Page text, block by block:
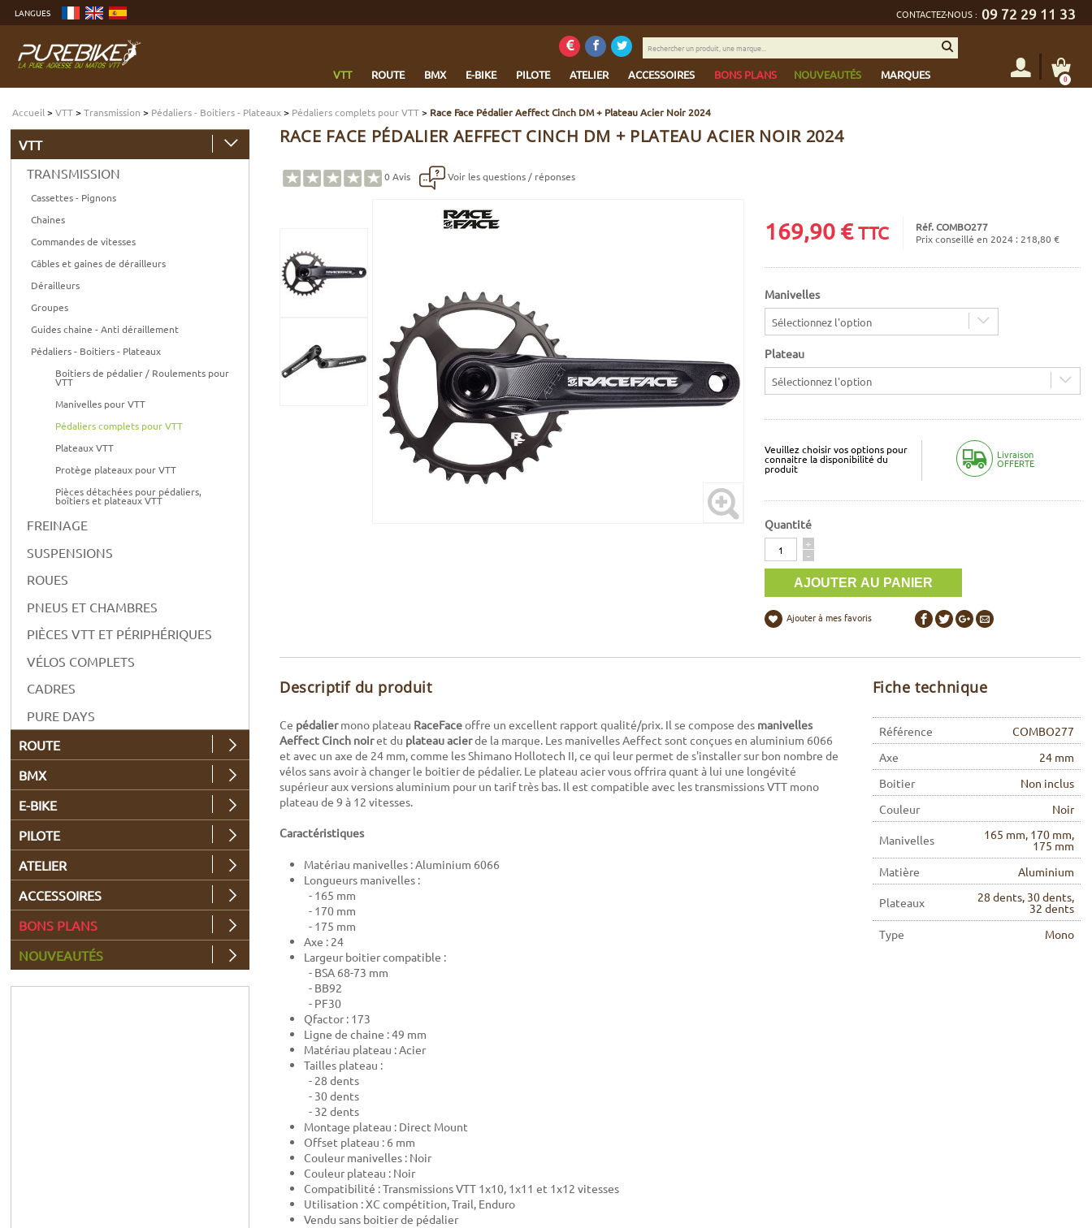
contenu
menu
Aller
CONTACTEZ-NOUS : 09 72 29 11 33
LANGUES
VTT ROUTE BMX E-BIKE PILOTE ATELIER ACCESSOIRES BONS PLANS NOUVEAUTÉS MARQUES
Rechercher
un
une
marque...
0
Accueil >VTT>Transmission > Pédaliers - Boitiers - Plateaux> Pédaliers complets pour VTT> Race Face Pédalier Aeffect Cinch DM + Plateau Acier Noir 2024
RACE FACE PÉDALIER AEFFECT CINCH DM + PLATEAU ACIER NOIR 2024
0 Avis Voir les questions / réponses
169,90€ TTC
Réf. COMBO277
Prix conseillé en 2024 : 218,80 €
Manivelles
Sélectionnez l'option
Plateau
Sélectionnez l'option
Veuillez choisir vos options pour
connaitre la disponibilité du
produit
Livraison
OFFERTE
Quantité
Quantité
+
-
Ajouter à mes favoris
Descriptif du produit
Ce pédaliermono plateau RaceFaceoffre un excellent rapport qualité/prix. Il se compose des manivelles
Aeffect Cinch noiret du plateau acierde la marque. Les manivelles Aeffect sont conçues en aluminium 6066
et avec un axe de 24 mm, comme les Shimano Hollotech II, ce qui leur permet de s'installer sur bon nombre de
vélos sans avoir à changer le boitier de pédalier. Le plateau acier vous offrira quant à lui une longévité
supérieur aux versions aluminium pour un tarif très bas. Il est compatible avec les transmissions VTT mono
plateau de 9 à 12 vitesses.
Caractéristiques
Matériau manivelles : Aluminium 6066
Longueurs manivelles :
- 165 mm
- 170 mm
- 175 mm
Axe : 24
Largeur boitier compatible :
- BSA 68-73 mm
- BB92
- PF30
Qfactor : 173
Ligne de chaine : 49 mm
Matériau plateau : Acier
Tailles plateau :
- 28 dents
- 30 dents
- 32 dents
Montage plateau : Direct Mount
Offset plateau : 6 mm
Couleur manivelles : Noir
Couleur plateau : Noir
Compatibilité : Transmissions VTT 1x10, 1x11 et 1x12 vitesses
Utilisation : XC compétition, Trail, Enduro
Vendu sans boitier de pédalier
Fiche technique
Référence
COMBO277
Axe
24 mm
Boitier
Non inclus
Couleur
Noir
Manivelles 165 mm, 170 mm,
175 mm
Matière
Aluminium
Plateaux 28 dents, 30 dents,
32 dents
Type
Mono
VTT
TRANSMISSION
Cassettes - Pignons
Chaines
Commandes de vitesses
Câbles et gaines de dérailleurs
Dérailleurs
Groupes
Guides chaine - Anti déraillement
Pédaliers - Boitiers - Plateaux
Boitiers de pédalier / Roulements pour
VTT
Manivelles pour VTT
Pédaliers complets pour VTT
Plateaux VTT
Protège plateaux pour VTT
Pièces détachées pour pédaliers,
boîtiers et plateaux VTT
FREINAGE
SUSPENSIONS
ROUES
PNEUS ET CHAMBRES
PIÈCES VTT ET PÉRIPHÉRIQUES
VÉLOS COMPLETS
CADRES
PURE DAYS
ROUTE
BMX
E-BIKE
PILOTE
ATELIER
ACCESSOIRES
BONS PLANS
NOUVEAUTÉS